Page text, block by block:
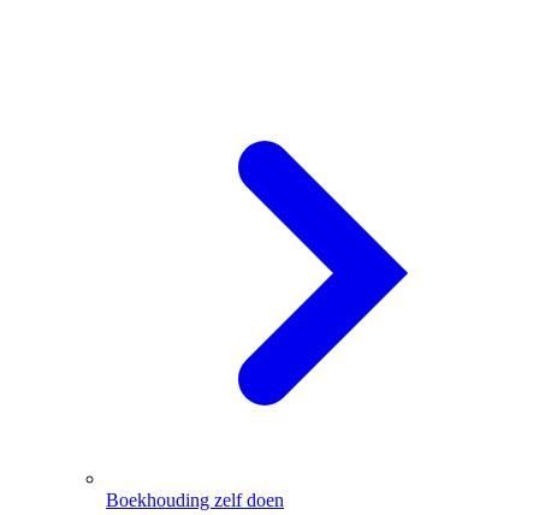
Boekhouding zelf doen